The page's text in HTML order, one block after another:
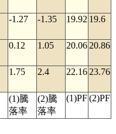
-1.27 -1.35 19.92 19.6
0.12 1.05 20.06 20.86
1.75 2.4 22.16 23.76
(1)騰
落率
(2)騰
落率
(1)PF(2)PF